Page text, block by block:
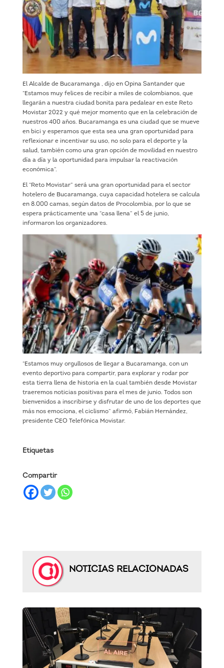
El Alcalde de Bucaramanga , dijo en Opina Santander que
“Estamos muy felices de recibir a miles de colombianos, que
llegarán a nuestra ciudad bonita para pedalear en este Reto
Movistar 2022 y qué mejor momento que en la celebración de
nuestros 400 años. Bucaramanga es una ciudad que se mueve
en bici y esperamos que esta sea una gran oportunidad para
reflexionar e incentivar su uso, no solo para el deporte y la
salud, también como una gran opción de movilidad en nuestro
día a día y la oportunidad para impulsar la reactivación
económica”.
El “Reto Movistar” será una gran oportunidad para el sector
hotelero de Bucaramanga, cuya capacidad hotelera se calcula
en 8.000 camas, según datos de Procolombia, por lo que se
espera prácticamente una “casa llena” el 5 de junio,
informaron los organizadores.
“Estamos muy orgullosos de llegar a Bucaramanga, con un
evento deportivo para compartir, para explorar y rodar por
esta tierra llena de historia en la cual también desde Movistar
traeremos noticias positivas para el mes de junio. Todos son
bienvenidos a inscribirse y disfrutar de uno de los deportes que
más nos emociona, el ciclismo” afirmó, Fabián Hernández,
presidente CEO Telefónica Movistar.
Etiquetas
Compartir
NOTICIAS RELACIONADAS